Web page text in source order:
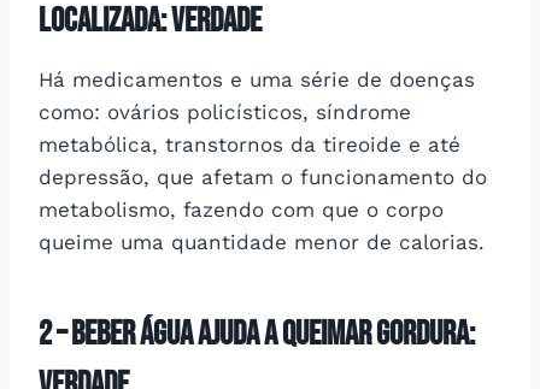
localizada: Verdade
Há medicamentos e uma série de doenças
como: ovários policísticos, síndrome
metabólica, transtornos da tireoide e até
depressão, que afetam o funcionamento do
metabolismo, fazendo com que o corpo
queime uma quantidade menor de calorias.
2 –beber água ajuda a queimar gordura: